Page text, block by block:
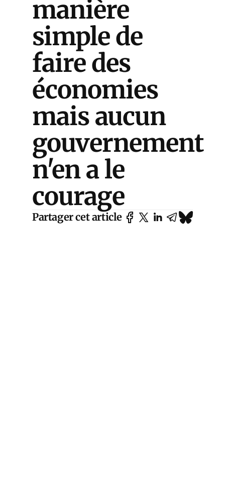
manière
simple de
faire des
économies
mais aucun
gouvernement
n'en a le
courage
Partager cet article